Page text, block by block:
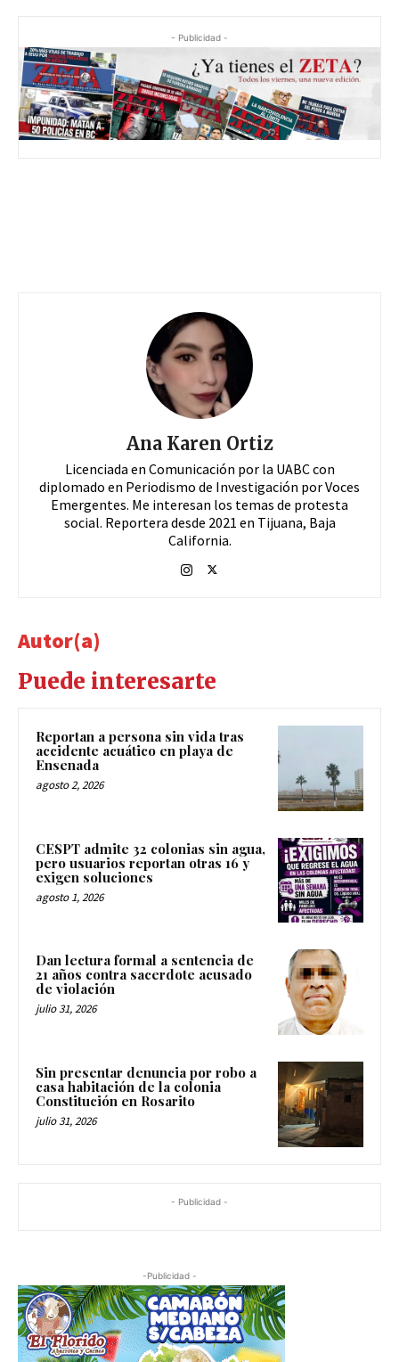
- Publicidad -
Ana Karen Ortiz
Licenciada en Comunicación por la UABC con
diplomado en Periodismo de Investigación por Voces
Emergentes. Me interesan los temas de protesta
social. Reportera desde 2021 en Tijuana, Baja
California.
Autor(a)
Puede interesarte
Reportan a persona sin vida tras
accidente acuático en playa de
Ensenada
agosto 2, 2026
CESPT admite 32 colonias sin agua,
pero usuarios reportan otras 16 y
exigen soluciones
agosto 1, 2026
Dan lectura formal a sentencia de
21 años contra sacerdote acusado
de violación
julio 31, 2026
Sin presentar denuncia por robo a
casa habitación de la colonia
Constitución en Rosarito
julio 31, 2026
- Publicidad -
-Publicidad -